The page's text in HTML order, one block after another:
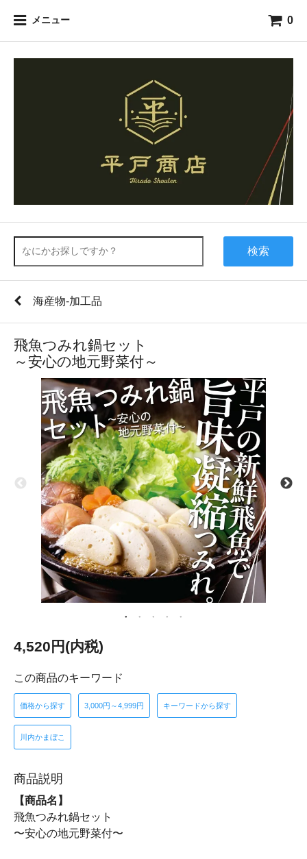
メニュー 0
検索
海産物-加工品
飛魚つみれ鍋セット
～安心の地元野菜付～
4,520円(内税)
この商品のキーワード
価格から探す 3,000円～4,999円 キーワードから探す
川内かまぼこ
商品説明
【商品名】
飛魚つみれ鍋セット
〜安心の地元野菜付〜